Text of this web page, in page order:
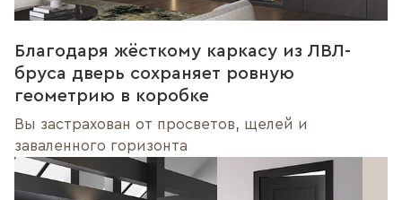
Благодаря жёсткому каркасу из ЛВЛ-
бруса дверь сохраняет ровную
геометрию в коробке
Вы застрахован от просветов, щелей и
заваленного горизонта